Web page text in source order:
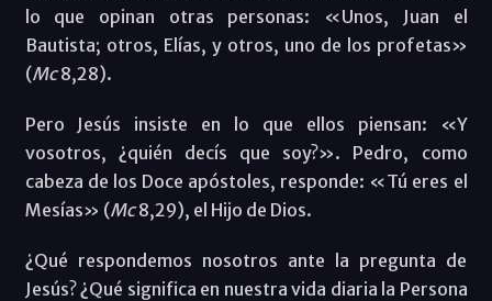
lo que opinan otras personas: «Unos, Juan el
Bautista; otros, Elías, y otros, uno de los profetas»
(Mc8,28).
Pero Jesús insiste en lo que ellos piensan: «Y
vosotros, ¿quién decís que soy?». Pedro, como
cabeza de los Doce apóstoles, responde: «Tú eres el
Mesías» (Mc8,29), el Hijo de Dios.
¿Qué respondemos nosotros ante la pregunta de
Jesús? ¿Qué significa en nuestra vida diaria la Persona